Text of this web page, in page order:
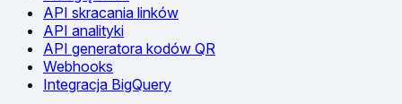
API skracania linków
API analityki
API generatora kodów QR
Webhooks
Integracja BigQuery